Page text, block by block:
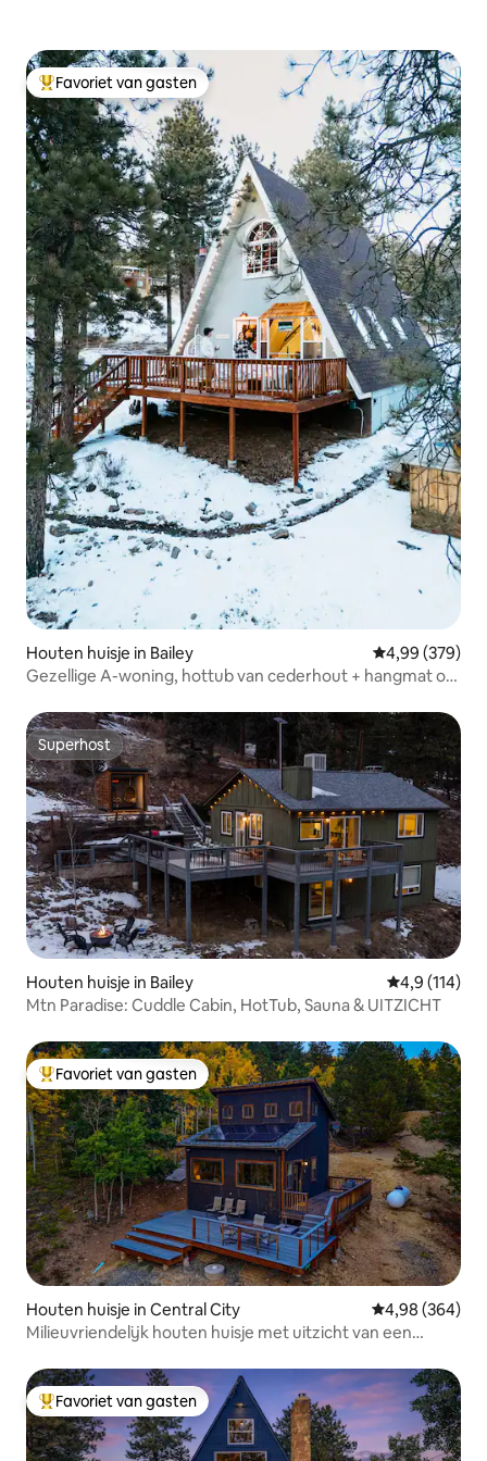
Topfavoriet van gasten
Favoriet van gasten
Houten huisje in Bailey Gemiddelde
4,99 (379)
Gezellige A-woning, hottub van cederhout + hangmat om
Superhost
Superhost
Houten huisje in Bailey Gemiddelde
4,9 (114)
Mtn Paradise: Cuddle Cabin, HotTub, Sauna & UITZICHT
Topfavoriet van gasten
Favoriet van gasten
Houten huisje in Central City Gemiddelde
4,98 (364)
Milieuvriendelijk houten huisje met uitzicht van een
Topfavoriet van gasten
Favoriet van gasten